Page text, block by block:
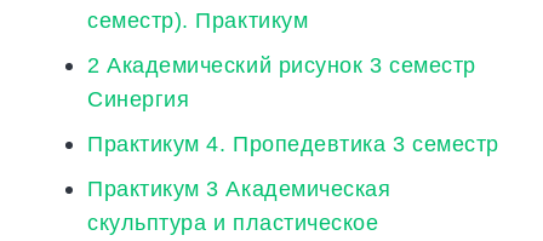
семестр). Практикум
2 Академический рисунок 3 семестр
Синергия
Практикум 4. Пропедевтика 3 семестр
Практикум 3 Академическая
скульптура и пластическое